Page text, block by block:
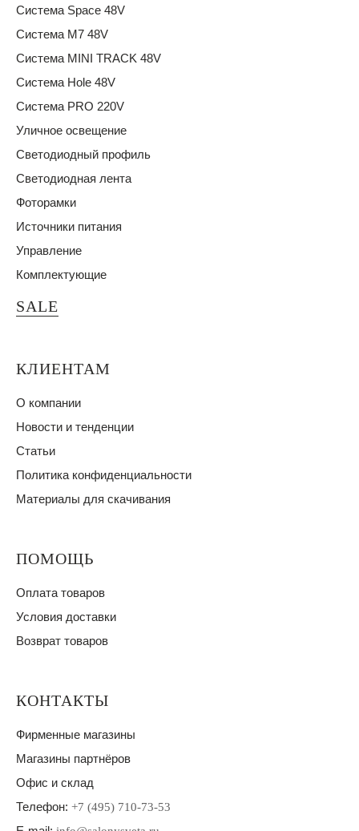
Система Space 48V
Система M7 48V
Система MINI TRACK 48V
Система Hole 48V
Система PRO 220V
Уличное освещение
Светодиодный профиль
Светодиодная лента
Фоторамки
Источники питания
Управление
Комплектующие
SALE
КЛИЕНТАМ
О компании
Новости и тенденции
Статьи
Политика конфиденциальности
Материалы для скачивания
ПОМОЩЬ
Оплата товаров
Условия доставки
Возврат товаров
КОНТАКТЫ
Фирменные магазины
Магазины партнёров
Офис и склад
Телефон: +7 (495) 710-73-53